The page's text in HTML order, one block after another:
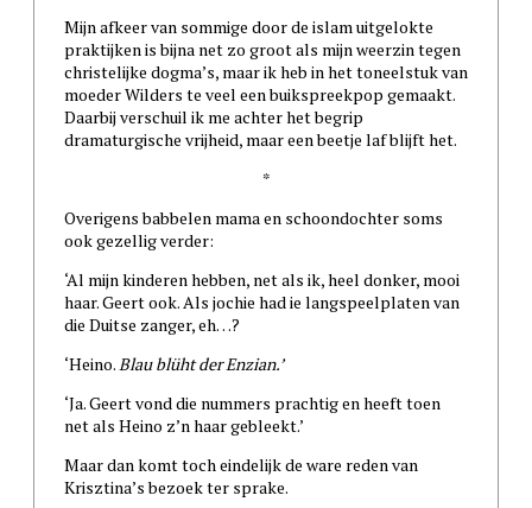
Mijn afkeer van sommige door de islam uitgelokte
praktijken is bijna net zo groot als mijn weerzin tegen
christelijke dogma’s, maar ik heb in het toneelstuk van
moeder Wilders te veel een buikspreekpop gemaakt.
Daarbij verschuil ik me achter het begrip
dramaturgische vrijheid, maar een beetje laf blijft het.
*
Overigens babbelen mama en schoondochter soms
ook gezellig verder:
‘Al mijn kinderen hebben, net als ik, heel donker, mooi
haar. Geert ook. Als jochie had ie langspeelplaten van
die Duitse zanger, eh…?
‘Heino. Blau blüht der Enzian.’
‘Ja. Geert vond die nummers prachtig en heeft toen
net als Heino z’n haar gebleekt.’
Maar dan komt toch eindelijk de ware reden van
Krisztina’s bezoek ter sprake.